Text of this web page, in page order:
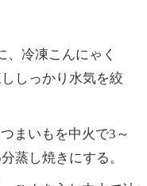
、冷凍こんにゃく
ししっかり水気を絞
まいもを中火で3～
蒸し焼きにする。